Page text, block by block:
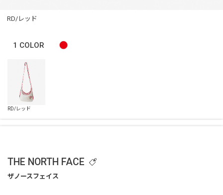
RD/レッド
1 COLOR
THE NORTH FACE